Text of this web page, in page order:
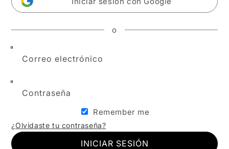
o
Correo electrónico
Contraseña
Remember me
¿Olvidaste tu contraseña?
INICIAR SESIÓN